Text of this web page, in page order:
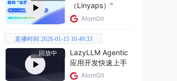
（Linyaps）”
AtomGit
直播时间 2026-01-15 16:49:33
回放中
LazyLLM Agentic
应用开发快速上手
AtomGit